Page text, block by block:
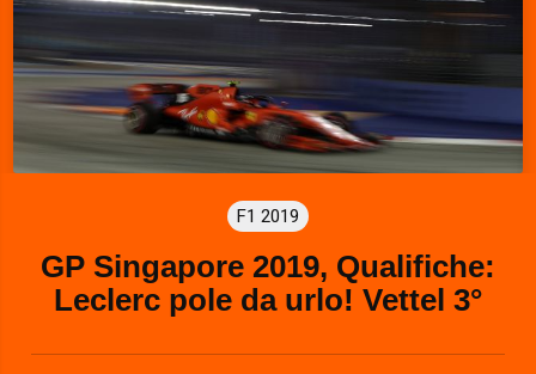
F1 2019
GP Singapore 2019, Qualifiche:
Leclerc pole da urlo! Vettel 3°